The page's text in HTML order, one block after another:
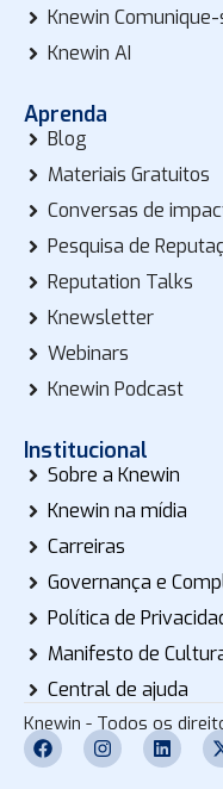
Knewin
Knewin AI
Aprenda
Blog
Materiais Gratuitos
Conversas de
Pesquisa de
Reputation Talks
Knewsletter
Webinars
Knewin Podcast
Institucional
Sobre a Knewin
Knewin na mídia
Carreiras
Governança e
Política de
Manifesto de
Central de ajuda
Knewin - Todos os